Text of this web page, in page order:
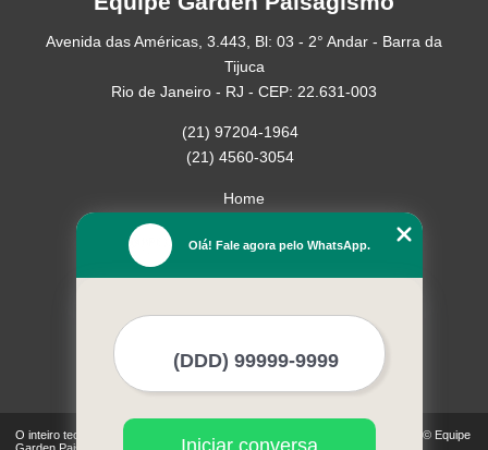
Avenida das Américas, 3.443, Bl: 03 - 2° Andar - Barra da
Tijuca
Rio de Janeiro - RJ - CEP: 22.631-003
(21) 97204-1964
(21) 4560-3054
Home
Missão
Serviços
Mais Serviços
O inteiro teor deste site está sujeito à proteção de direitos autorais. Copyright© Equipe
Olá! Fale agora pelo WhatsApp.
Iniciar conversa